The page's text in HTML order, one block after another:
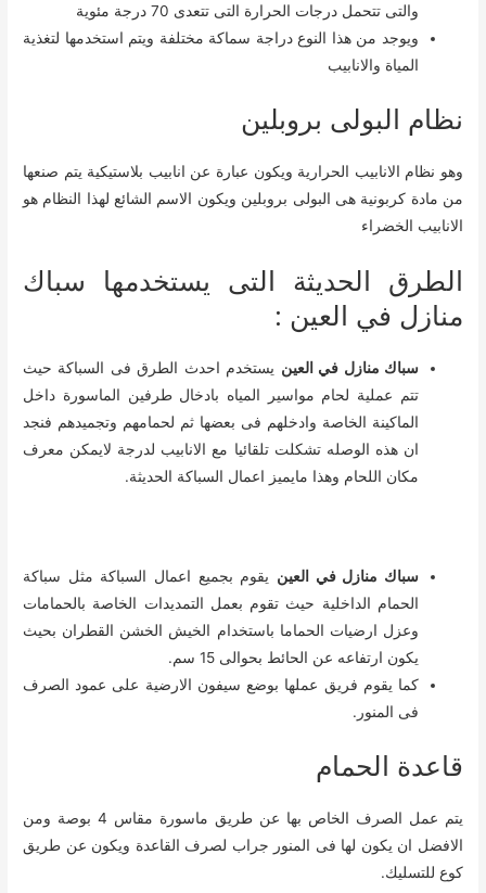
والتى تتحمل درجات الحرارة التى تتعدى 70 درجة مئوية
ويوجد من هذا النوع دراجة سماكة مختلفة ويتم استخدمها لتغذية
المياة والانابيب
نظام البولى بروبلين
وهو نظام الانابيب الحرارية ويكون عبارة عن انابيب بلاستيكية يتم صنعها
من مادة كربونية هى البولى بروبلين ويكون الاسم الشائع لهذا النظام هو
الانابيب الخضراء
الطرق الحديثة التى يستخدمها سباك
منازل في العين :
سباك منازل في العين يستخدم احدث الطرق فى السباكة حيث
تتم عملية لحام مواسير المياه بادخال طرفين الماسورة داخل
الماكينة الخاصة وادخلهم فى بعضها ثم لحمامهم وتجميدهم فنجد
ان هذه الوصله تشكلت تلقائيا مع الانابيب لدرجة لايمكن معرف
مكان اللحام وهذا مايميز اعمال السباكة الحديثة.
سباك منازل في العين يقوم بجميع اعمال السباكة مثل سباكة
الحمام الداخلية حيث تقوم بعمل التمديدات الخاصة بالحمامات
وعزل ارضيات الحماما باستخدام الخيش الخشن القطران بحيث
يكون ارتفاعه عن الحائط بحوالى 15 سم.
كما يقوم فريق عملها بوضع سيفون الارضية على عمود الصرف
فى المنور.
قاعدة الحمام
يتم عمل الصرف الخاص بها عن طريق ماسورة مقاس 4 بوصة ومن
الافضل ان يكون لها فى المنور جراب لصرف القاعدة ويكون عن طريق
كوع للتسليك.